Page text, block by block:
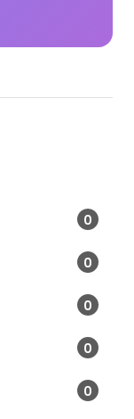
0
0
0
0
0